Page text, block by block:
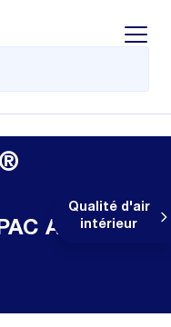
Qualité d'air
intérieur
Air/Air